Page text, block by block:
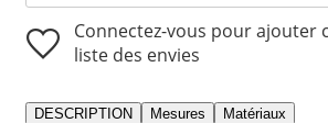
Connectez-vous pour ajouter
liste des envies
DESCRIPTION Mesures Matériaux